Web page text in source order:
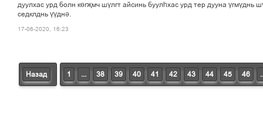
дуулхас урд болн көгҗмч шүлгт айсинь буулһхас урд тер дууна үгмүднь
седклднь үүднә.
17-06-2020, 16:23
Назад 1 ... 38 39 40 41 42 43 44 45 46